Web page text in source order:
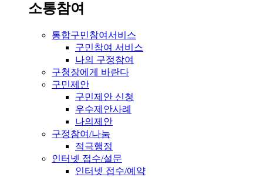
소통참여
통합구민참여서비스
구민참여 서비스
나의 구정참여
구청장에게 바란다
구민제안
구민제안 신청
우수제안사례
나의제안
구정참여/나눔
적극행정
인터넷 접수/설문
인터넷 접수/예약